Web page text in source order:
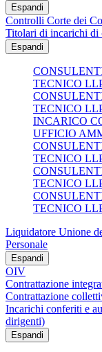
Espandi
Controlli Corte dei
Titolari di incarichi di
Espandi
TECNICO
TECNICO
INCARICO
UFFICIO
TECNICO
TECNICO
TECNICO
Liquidatore Unione
Personale
Espandi
OIV
Contrattazione
Contrattazione
Incarichi conferiti e
dirigenti)
Espandi